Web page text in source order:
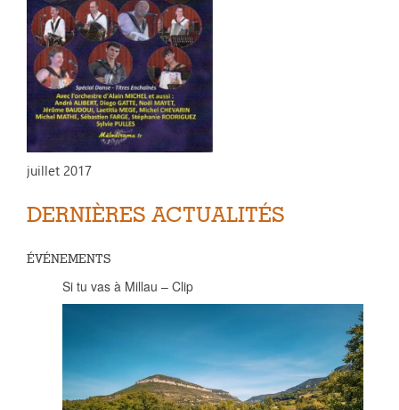
juillet 2017
DERNIÈRES ACTUALITÉS
ÉVÉNEMENTS
Si tu vas à Millau – Clip